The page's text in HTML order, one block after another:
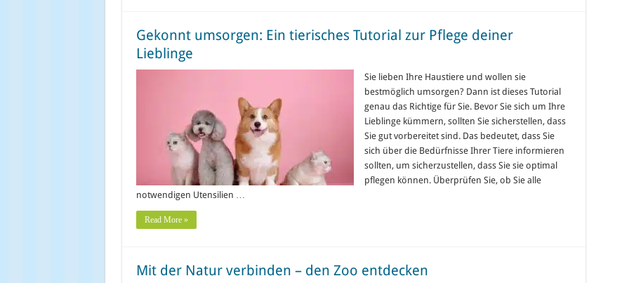
Gekonnt umsorgen: Ein tierisches Tutorial zur Pflege deiner
Lieblinge
Sie lieben Ihre Haustiere und wollen sie
bestmöglich umsorgen? Dann ist dieses Tutorial
genau das Richtige für Sie. Bevor Sie sich um Ihre
Lieblinge kümmern, sollten Sie sicherstellen, dass
Sie gut vorbereitet sind. Das bedeutet, dass Sie
sich über die Bedürfnisse Ihrer Tiere informieren
sollten, um sicherzustellen, dass Sie sie optimal
pflegen können. Überprüfen Sie, ob Sie alle
notwendigen Utensilien …
Read More »
Mit der Natur verbinden – den Zoo entdecken